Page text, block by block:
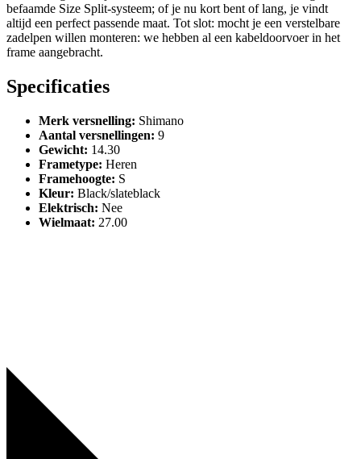
befaamde Size Split-systeem; of je nu kort bent of lang, je vindt
altijd een perfect passende maat. Tot slot: mocht je een verstelbare
zadelpen willen monteren: we hebben al een kabeldoorvoer in het
frame aangebracht.
Specificaties
Merk versnelling: Shimano
Aantal versnellingen: 9
Gewicht: 14.30
Frametype: Heren
Framehoogte: S
Kleur: Black/slateblack
Elektrisch: Nee
Wielmaat: 27.00